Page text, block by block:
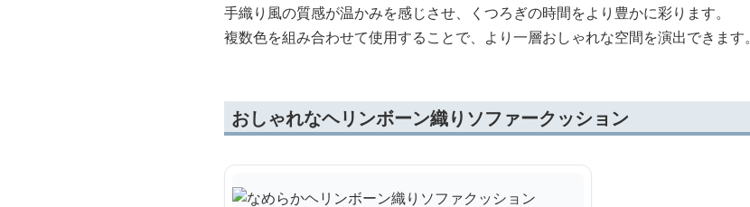
手織り風の質感が温かみを感じさせ、くつろぎの時間をより豊かに彩ります。
複数色を組み合わせて使用することで、より一層おしゃれな空間を演出できます。
おしゃれなヘリンボーン織りソファークッション